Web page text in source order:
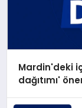
Mardin'deki
dağıtımı'